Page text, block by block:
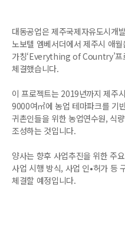
대동공업은 제주국제자유도시개
노보텔 엠베서더에서 제주시 애
가칭‘Everything of Country’프
체결했습니다.
이 프로젝트는 2019년까지 제주
9000여㎡에 농업 테마파크를 기
귀촌인들을 위한 농업연수원, 식
조성하는 것입니다.
양사는 향후 사업추진을 위한 주
사업 시행 방식, 사업 인•허가 등
체결할 예정입니다.